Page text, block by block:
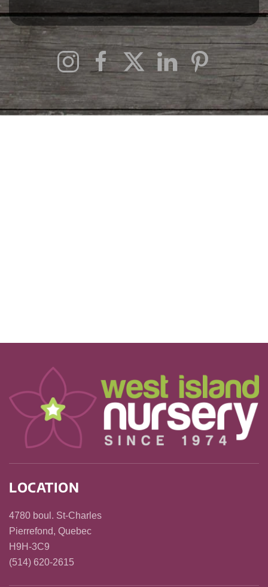
LOCATION
4780 boul. St-Charles
Pierrefond, Quebec
H9H-3C9
(514) 620-2615